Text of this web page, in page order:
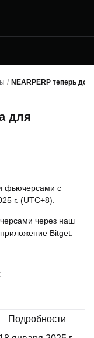
/ NEARPERP теперь
для
фьючерсами с
г. (UTC+8).
через наш
Bitget.
Подробности